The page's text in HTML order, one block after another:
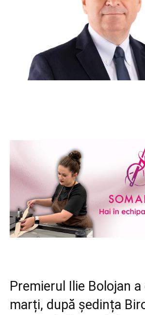
Premierul Ilie Bolojan
marți, după ședința